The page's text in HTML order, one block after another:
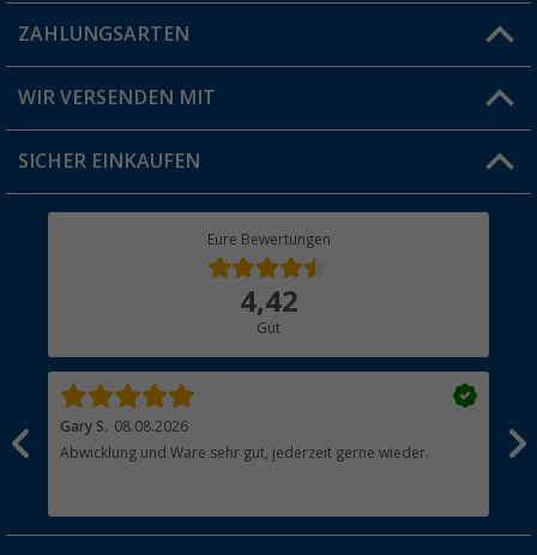
Blog
Jobs & Karriere
FAQ & Kontakt
Versandinformationen
Rücksendung
ZAHLUNGSARTEN
WIR VERSENDEN MIT
SICHER EINKAUFEN
Eure Bewertungen
4,42
Gut
Gary S. 08.08.2026
Abwicklung und Ware sehr gut, jederzeit gerne wieder.